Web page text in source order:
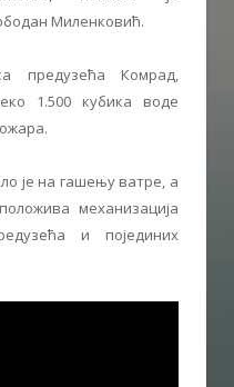
Миленковић.
предузећа Комрад,
1.500 кубика воде
је на гашењу ватре, а
механизација
и појединих